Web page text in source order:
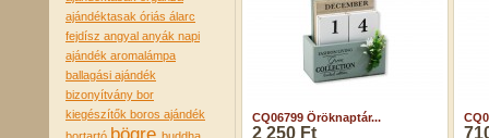
ajándéktasak óriás álarc
fejdísz angyal anyák napi
ajándék aromalámpa
ballagási ajándék
bizonyítvány bor
kiegészítők boros ajándék
bögre
CQ06799 Öröknaptár...
2 250 Ft